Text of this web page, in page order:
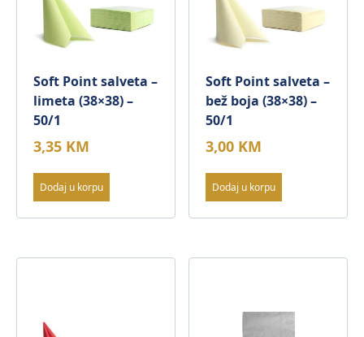
Soft Point salveta –
limeta (38×38) –
50/1
3,35 KM
Dodaj u korpu
Soft Point salveta –
bež boja (38×38) –
50/1
3,00 KM
Dodaj u korpu